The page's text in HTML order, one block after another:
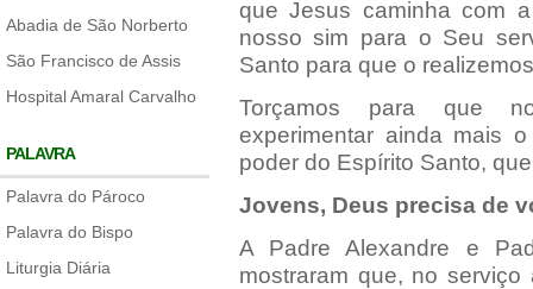
Abadia de São Norberto
São Francisco de Assis
Hospital Amaral Carvalho
PALAVRA
Palavra do Pároco
Palavra do Bispo
Liturgia Diária
que Jesus caminha com
nosso sim para o Seu
Santo para que o
Torçamos para que
experimentar ainda mais
poder do Espírito Santo,
Jovens, Deus precisa de
A Padre Alexandre e
mostraram que, no